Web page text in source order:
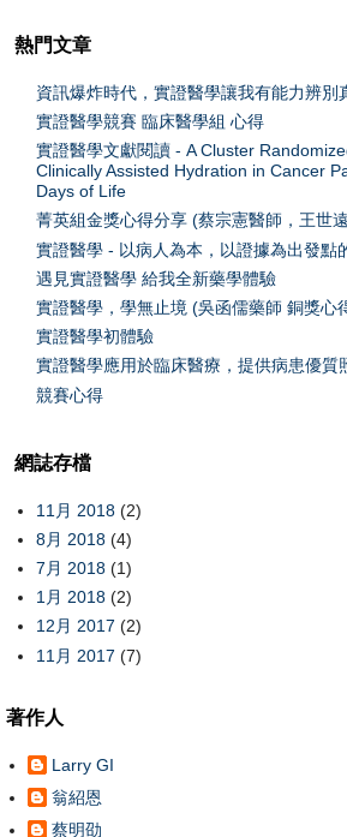
熱門文章
資訊爆炸時代，實證醫學讓我有能力辨別
實證醫學競賽 臨床醫學組 心得
實證醫學文獻閱讀 - A Cluster
Clinically Assisted Hydration in Cancer
Days of Life
菁英組金獎心得分享 (蔡宗憲醫師，王世
實證醫學 - 以病人為本，以證據為出發點
遇見實證醫學 給我全新藥學體驗
實證醫學，學無止境 (吳函儒藥師 銅獎心
實證醫學初體驗
實證醫學應用於臨床醫療，提供病患優質
競賽心得
網誌存檔
11月 2018 (2)
8月 2018 (4)
7月 2018 (1)
1月 2018 (2)
12月 2017 (2)
11月 2017 (7)
著作人
Larry GI
翁紹恩
蔡明劭